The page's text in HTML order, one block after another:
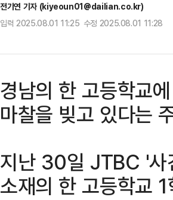
전기연 기자 (kiyeoun01@dailian.co.kr)
입력 2025.08.01 11:25 수정 2025.08.01 11:28
경남의 한 고등학교
마찰을 빚고 있다는
지난 30일 JTBC '사
소재의 한 고등학교